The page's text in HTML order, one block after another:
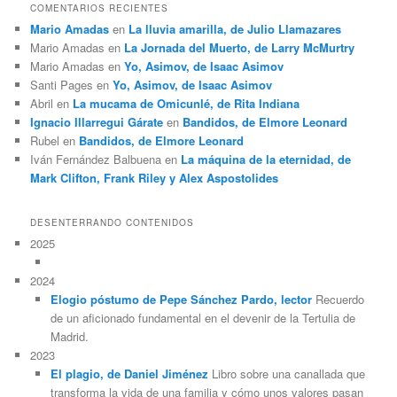
COMENTARIOS RECIENTES
Mario Amadas en La lluvia amarilla, de Julio Llamazares
Mario Amadas en La Jornada del Muerto, de Larry McMurtry
Mario Amadas enYo, Asimov, de Isaac Asimov
Santi Pages enYo, Asimov, de Isaac Asimov
Abril en La mucama de Omicunlé, de Rita Indiana
Ignacio Illarregui Gárate en Bandidos, de Elmore Leonard
Rubel en Bandidos, de Elmore Leonard
Iván Fernández Balbuena en La máquina de la eternidad, de
Mark Clifton, Frank Riley y Alex Aspostolides
DESENTERRANDO CONTENIDOS
2025
2024
Elogio póstumo de Pepe Sánchez Pardo, lectorRecuerdo
de un aficionado fundamental en el devenir de la Tertulia de
Madrid.
2023
El plagio, de Daniel Jiménez Libro sobre una canallada que
transforma la vida de una familia y cómo unos valores pasan